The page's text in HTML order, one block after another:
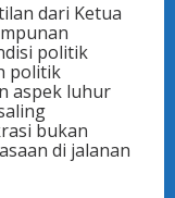
dari Ketua
politik
politik
aspek luhur
bukan
di jalanan